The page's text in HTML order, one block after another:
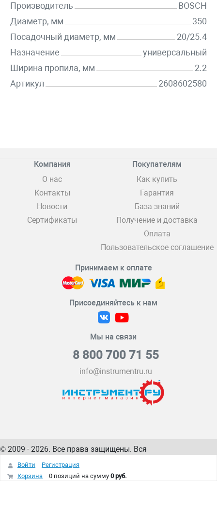
Производитель
BOSCH
Диаметр, мм
350
Посадочный диаметр, мм
20/25.4
Назначение
универсальный
Ширина пропила, мм
2.2
Артикул
2608602580
Компания
О нас
Контакты
Новости
Сертификаты
Покупателям
Как купить
Гарантия
База знаний
Получение и доставка
Оплата
Пользовательское соглашение
Принимаем к оплате
Присоединяйтесь к нам
Мы на связи
8 800 700 71 55
info@instrumentru.ru
© 2009 - 2026. Все права защищены. Вся
информация на сайте – собственность
интернет-магазина
Войти
Регистрация
Корзина
0 позиций на сумму 0 руб.